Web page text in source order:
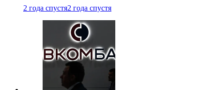
2 года спустя2 года спустя